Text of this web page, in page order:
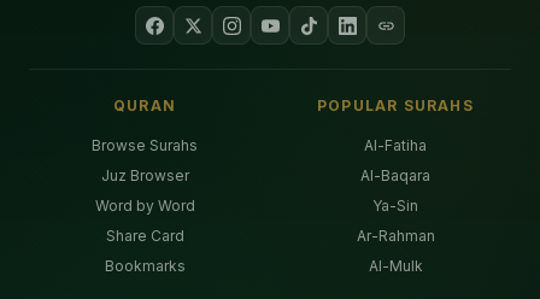
QURAN
Browse Surahs
Juz Browser
Word by Word
Share Card
Bookmarks
POPULAR SURAHS
Al-Fatiha
Al-Baqara
Ya-Sin
Ar-Rahman
Al-Mulk